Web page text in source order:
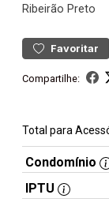
Ribeirão Preto
Favoritar
Compartilhe:
Total para
Condomínio
IPTU